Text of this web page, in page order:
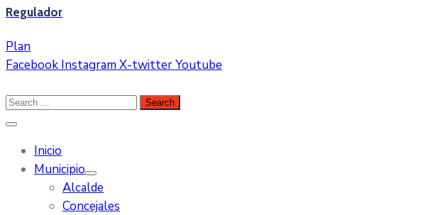
Regulador
Plan
Facebook InstagramX-twitterYoutube
Inicio
Municipio
Alcalde
Concejales